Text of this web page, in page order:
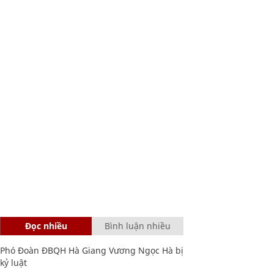
Đọc nhiều Bình luận nhiều
Phó Đoàn ĐBQH Hà Giang Vương Ngọc Hà bị
kỷ luật